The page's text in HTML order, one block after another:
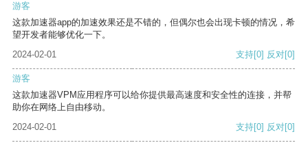
游客
这款加速器app的加速效果还是不错的，但偶尔也会出现卡顿的情况，希
望开发者能够优化一下。
2024-02-01
支持[0] 反对[0]
游客
这款加速器VPM应用程序可以给你提供最高速度和安全性的连接，并帮
助你在网络上自由移动。
2024-02-01
支持[0] 反对[0]